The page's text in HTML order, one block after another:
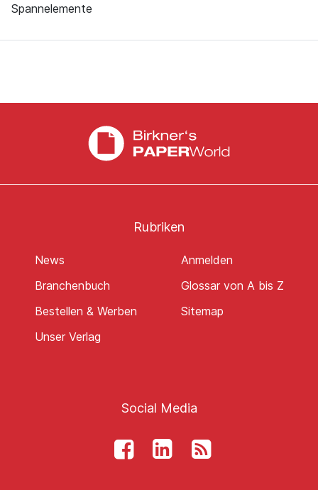
Spannelemente
Rubriken
News
Branchenbuch
Bestellen & Werben
Unser Verlag
Anmelden
Glossar von A bis Z
Sitemap
Social Media